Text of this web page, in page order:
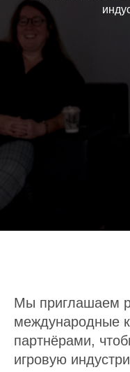
Мы приглашаем
международные
партнёрами,
игровую